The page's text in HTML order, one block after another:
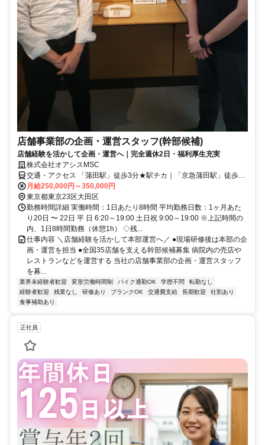
店舗事業部の企画・運営スタッフ(幹部候補)
店舗経験を活かして企画・運営へ｜完全週休2日・福利厚生充実
株式会社オアシスMSC
交通・アクセス 「蒲田駅」徒歩3分★駅チカ｜「京急蒲田駅」徒歩8
分
月給250,000円～350,000円
東京都東京23区大田区
勤務時間詳細 実働時間：1日あたり8時間 平均勤務日数：1ヶ月あた
り20日 〜 22日 平 日 6:20～19:00 土日祝 9:00～19:00 ※上記時間の
内、1日8時間勤務（休憩1h） ◇残...
仕事内容 ＼店舗経験を活かして本部運営へ／ ●現場研修後は本部の企
画・運営を担当 ●全国35店舗を支える幹部候補募集 病院内の売店や
レストランなどを運営する 当社の店舗事業部の企画・運営スタッフ
を募...
業界未経験者歓迎 変形労働時間制 バイク通勤OK 学歴不問
転勤なし
経験者歓迎
残業なし 研修あり ブランクOK 交通費支給 長期歓迎
社割あり
食事補助あり
正社員